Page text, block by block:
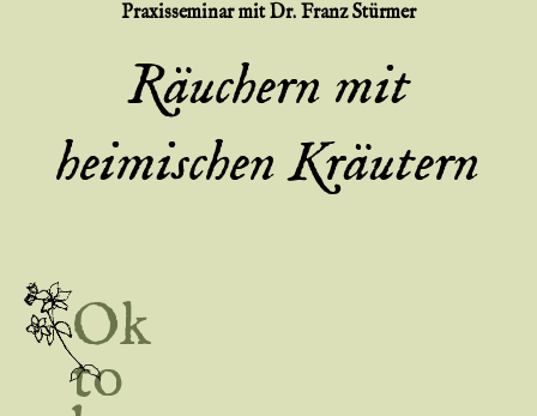
Praxisseminarmit Dr. Franz Stürmer
Räuchern mit
heimischen Kräutern
Ok
to